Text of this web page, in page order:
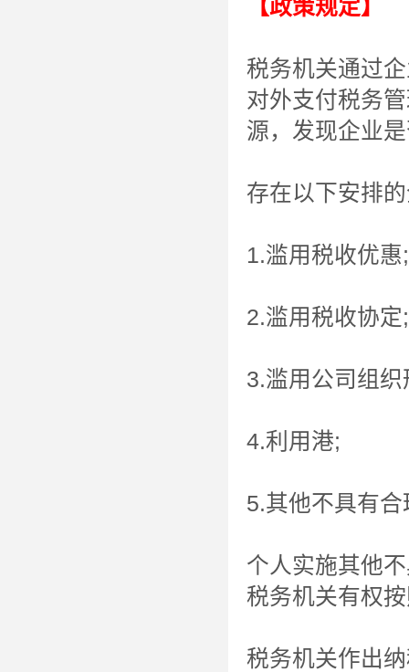
【政策规定】
税务机关通过
对外支付税务
源，发现企业
存在以下安排
1.滥用税收优惠;
2.滥用税收协定;
3.滥用公司组织
4.利用港;
5.其他不具有
个人实施其他
税务机关有权
税务机关作出